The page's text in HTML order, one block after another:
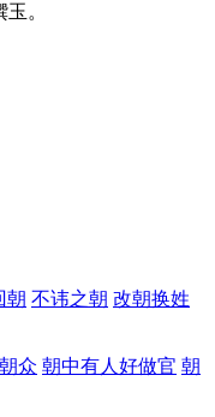
。
朝 不讳之朝 改朝换姓
朝众 朝中有人好做官 朝